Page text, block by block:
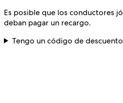
Es posible que los conductores
deban pagar un recargo.
Tengo un código de descuento